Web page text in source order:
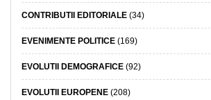
CONTRIBUTII EDITORIALE (34)
EVENIMENTE POLITICE (169)
EVOLUTII DEMOGRAFICE (92)
EVOLUTII EUROPENE (208)